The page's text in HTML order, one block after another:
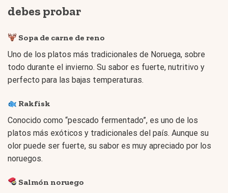
debes probar
Sopa de carne de reno
Uno de los platos más tradicionales de Noruega, sobre
todo durante el invierno. Su sabor es fuerte, nutritivo y
perfecto para las bajas temperaturas.
Rakfisk
Conocido como “pescado fermentado”, es uno de los
platos más exóticos y tradicionales del país. Aunque su
olor puede ser fuerte, su sabor es muy apreciado por los
noruegos.
Salmón noruego